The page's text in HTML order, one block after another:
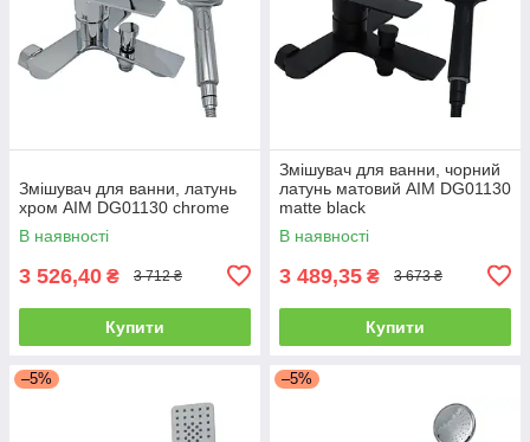
Змішувач для ванни, латунь
хром AIM DG01130 chrome
В наявності
3 526,40 ₴ 3 712 ₴
Купити
Змішувач для ванни, чорний
латунь матовий AIM DG01130
matte black
В наявності
3 489,35 ₴ 3 673 ₴
Купити
–5% –5%